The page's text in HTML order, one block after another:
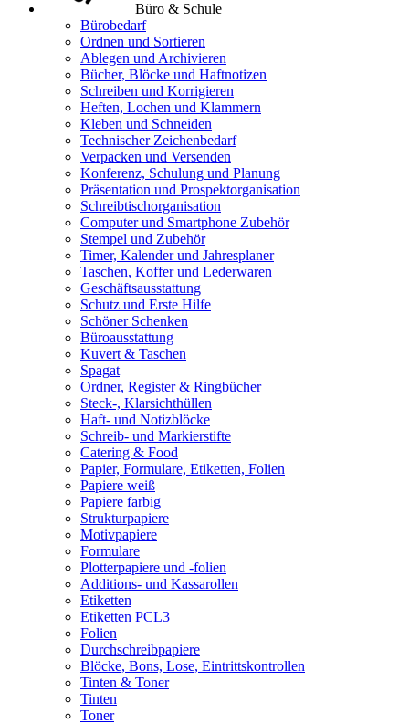
Büro & Schule
Bürobedarf
Ordnen und Sortieren
Ablegen und Archivieren
Bücher, Blöcke und Haftnotizen
Schreiben und Korrigieren
Heften, Lochen und Klammern
Kleben und Schneiden
Technischer Zeichenbedarf
Verpacken und Versenden
Konferenz, Schulung und Planung
Präsentation und Prospektorganisation
Schreibtischorganisation
Computer und Smartphone Zubehör
Stempel und Zubehör
Timer, Kalender und Jahresplaner
Taschen, Koffer und Lederwaren
Geschäftsausstattung
Schutz und Erste Hilfe
Schöner Schenken
Büroausstattung
Kuvert & Taschen
Spagat
Ordner, Register & Ringbücher
Steck-, Klarsichthüllen
Haft- und Notizblöcke
Schreib- und Markierstifte
Catering & Food
Papier, Formulare, Etiketten, Folien
Papiere weiß
Papiere farbig
Strukturpapiere
Motivpapiere
Formulare
Plotterpapiere und -folien
Additions- und Kassarollen
Etiketten
Etiketten PCL3
Folien
Durchschreibpapiere
Blöcke, Bons, Lose, Eintrittskontrollen
Tinten & Toner
Tinten
Toner